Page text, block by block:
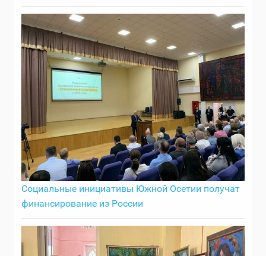
Социальные инициативы Южной Осетии получат
финансирование из России